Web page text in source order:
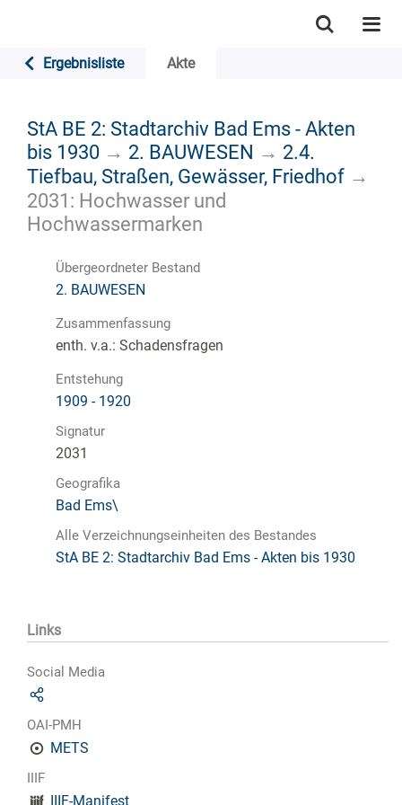
Ergebnisliste Akte
StA BE 2: Stadtarchiv Bad Ems - Akten
bis 1930 → 2. BAUWESEN → 2.4.
Tiefbau, Straßen, Gewässer, Friedhof →
2031: Hochwasser und
Hochwassermarken
Übergeordneter Bestand
2. BAUWESEN
Zusammenfassung
enth. v.a.: Schadensfragen
Entstehung
1909 - 1920
Signatur
2031
Geografika
Bad Ems\
Alle Verzeichnungseinheiten des Bestandes
StA BE 2: Stadtarchiv Bad Ems - Akten bis 1930
Links
Social Media
OAI-PMH
METS
IIIF
IIIF-Manifest